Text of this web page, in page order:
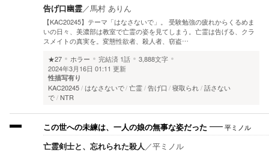
告げ口幽霊／馬村 ありん
【KAC20245】テーマ「はなさないで」。 受験勉強の疲れからくるめま
いの日々、美濃部は教室で亡霊の姿を見てしまう。亡霊は告げる、クラ
スメイトの真実を。変態性欲者、殺人者、窃盗…
★27
ホラー 完結済 1話
3,888文字
2024年3月16日 01:11 更新
性描写有り
KAC20245 はなさないで 亡霊 告げ口 寝取られ 話さない
で NTR
この世への未練は、一人の娘の無事な姿だった 平ミノル
亡霊剣士と、忘れられた殺人 ／平ミノル